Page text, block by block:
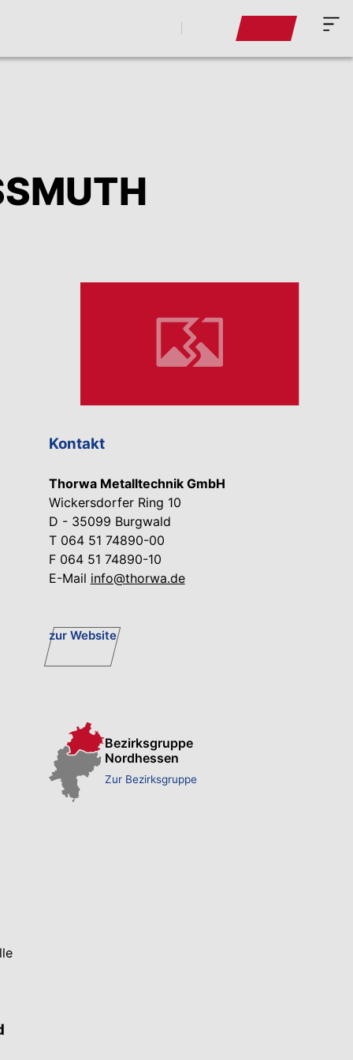
Kontakt
Thorwa Metalltechnik GmbH
Wickersdorfer Ring 10
D - 35099 Burgwald
T 064 51 74890-00
F 064 51 74890-10
E-Mail info@thorwa.de
zur Website
Bezirksgruppe
Nordhessen
Zur Bezirksgruppe